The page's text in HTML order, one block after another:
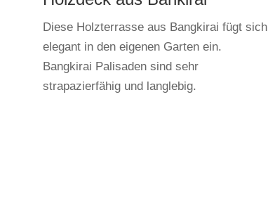
Diese Holzterrasse aus Bangkirai fügt sich
elegant in den eigenen Garten ein.
Bangkirai Palisaden sind sehr
strapazierfähig und langlebig.